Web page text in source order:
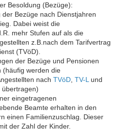
Besoldung (Bezüge):
Bezüge nach Dienstjahren
Dabei weist die
mehr Stufen auf als die
z.B.nach dem Tarifvertrag
(TVöD).
der Bezüge und Pensionen
(häufig werden die
nach TVöD, TV-Lund
übertragen)
eingetragenen
Beamte erhalten in den
einen Familienzuschlag. Dieser
der Zahl der Kinder.